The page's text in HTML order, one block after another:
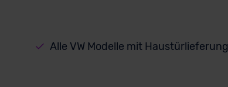
Alle VW Modelle mit Haustürlieferung